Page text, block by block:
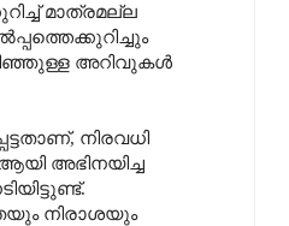
മാത്രമല്ല
അറിവുകൾ
, നിരവധി
അഭിനയിച്ച
നിരാശയും